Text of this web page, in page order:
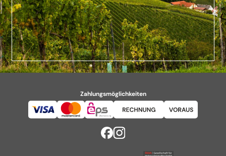
Zahlungsmöglichkeiten